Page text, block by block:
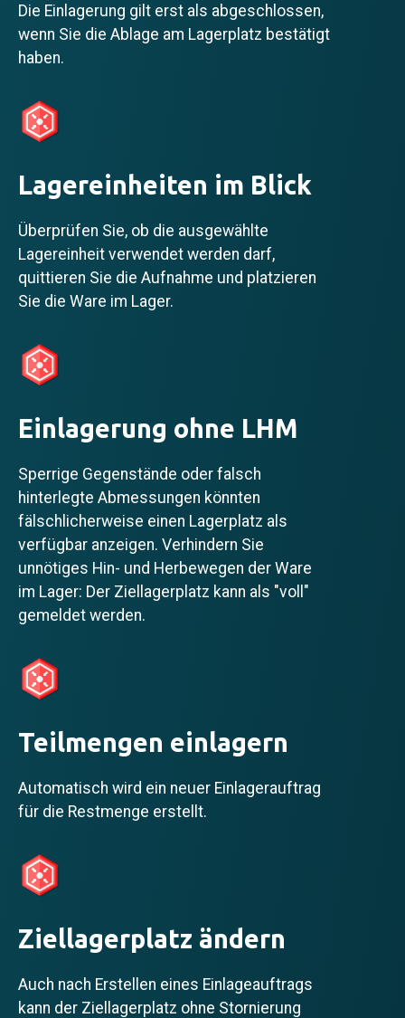
Die Einlagerung gilt erst als abgeschlossen,
wenn Sie die Ablage am Lagerplatz bestätigt
haben.
Lagereinheiten im Blick
Überprüfen Sie, ob die ausgewählte
Lagereinheit verwendet werden darf,
quittieren Sie die Aufnahme und platzieren
Sie die Ware im Lager.
Einlagerung ohne LHM
Sperrige Gegenstände oder falsch
hinterlegte Abmessungen könnten
fälschlicherweise einen Lagerplatz als
verfügbar anzeigen. Verhindern Sie
unnötiges Hin- und Herbewegen der Ware
im Lager: Der Ziellagerplatz kann als "voll"
gemeldet werden.
Teilmengen einlagern
Automatisch wird ein neuer Einlagerauftrag
für die Restmenge erstellt.
Ziellagerplatz ändern
Auch nach Erstellen eines Einlageauftrags
kann der Ziellagerplatz ohne Stornierung